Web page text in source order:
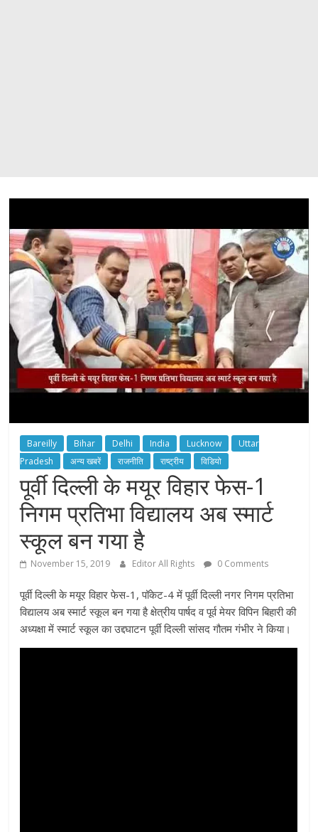
Bareilly Bihar Delhi India Lucknow
Uttar
Pradesh
अन्य खबरें राजनीति राष्ट्रीय विडियो
पूर्वी दिल्ली के मयूर विहार फेस-1
निगम प्रतिभा विद्यालय अब स्मार्ट
स्कूल बन गया है
November 15, 2019 Editor All Rights 0 Comments
पूर्वी दिल्ली के मयूर विहार फेस-1, पॉकेट-4 में पूर्वी दिल्ली नगर निगम प्रतिभा
विद्यालय अब स्मार्ट स्कूल बन गया है क्षेत्रीय पार्षद व पूर्व मेयर विपिन बिहारी की
अध्यक्षा में स्मार्ट स्कूल का उद्दघाटन पूर्वी दिल्ली सांसद गौतम गंभीर ने किया।